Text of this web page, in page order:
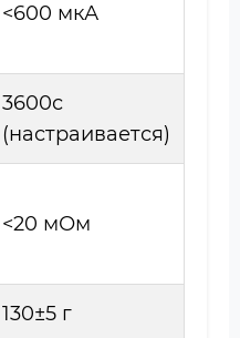
<600 мкА
3600с
(настраивается)
<20 мОм
130±5 г